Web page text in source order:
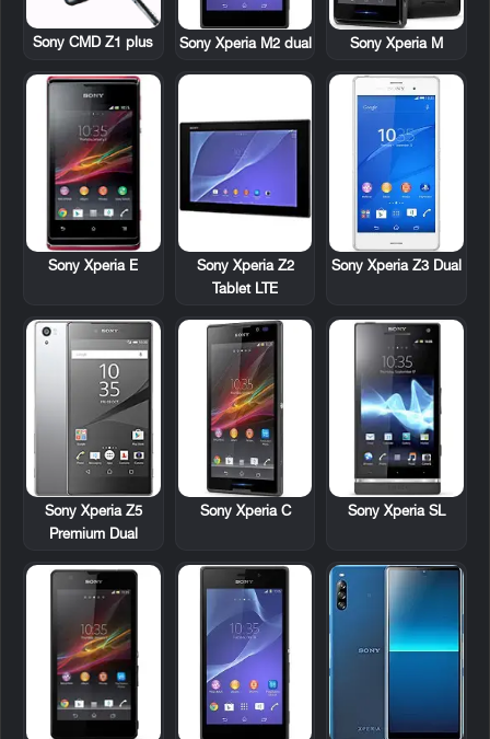
Sony Xperia M
Sony Xperia M2 dual
Sony CMD Z1 plus
Sony Xperia Z3 Dual
Sony Xperia Z2
Tablet LTE
Sony Xperia E
Sony Xperia SL
Sony Xperia C
Sony Xperia Z5
Premium Dual